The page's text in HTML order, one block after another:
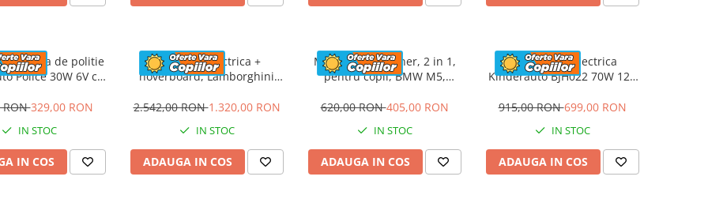
electrica de politie
Police 30W 6V cu
culoare Rosu
RON329,00 RON
IN STOC
IN COS
Masinuta electrica +
hoverboard, Lamborghini
premium, Rosu
2.542,00 RON1.320,00 RON
IN STOC
ADAUGA IN COS
Masinuta cu maner, 2 in 1,
pentru copii, BMW M5,
620,00 RON405,00 RON
IN STOC
ADAUGA IN COS
Motocicleta electrica
Kinderauto BJH022 70W 12V
culoare Rosie
915,00 RON699,00 RON
IN STOC
ADAUGA IN COS